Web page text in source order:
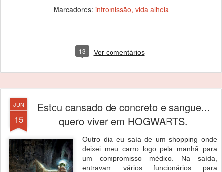
Marcadores: intromissão vida alheia
13 Ver comentários
JUN
15
Estou cansado de concreto e sangue...
quero viver em HOGWARTS.
Outro dia eu saía de um shopping onde
deixei meu carro logo pela manhã para
um compromisso médico. Na saída,
entravam vários funcionários para